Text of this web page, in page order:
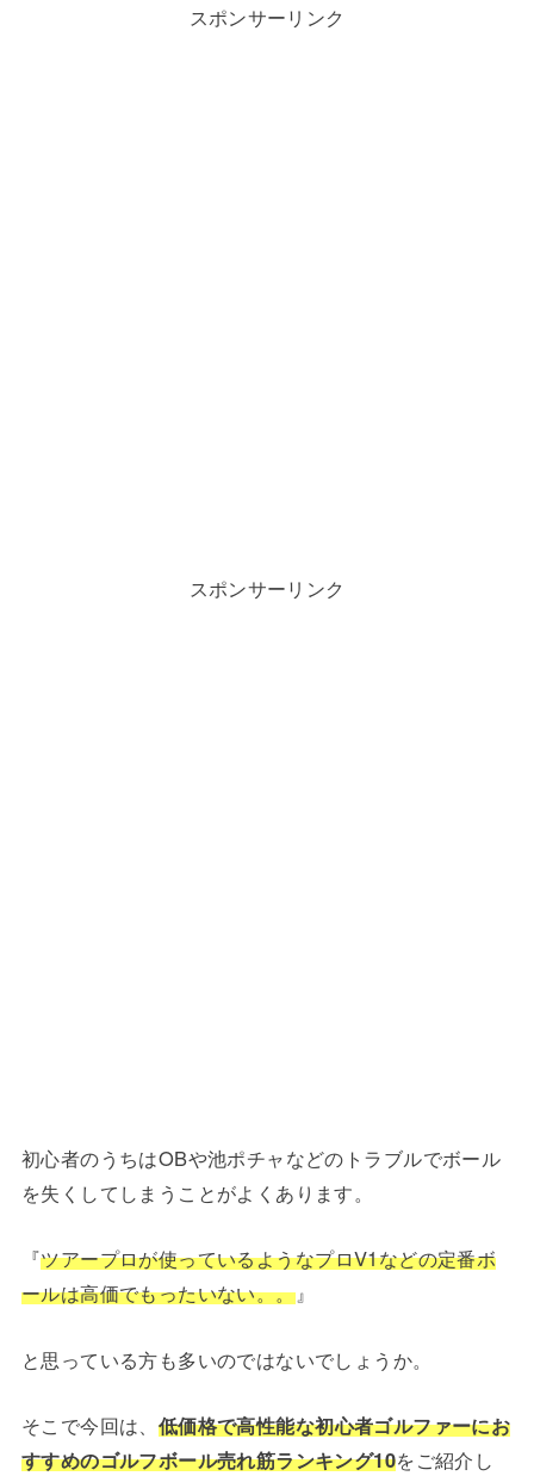
スポンサーリンク
スポンサーリンク
初心者のうちはOBや池ポチャなどのトラブルでボール
を失くしてしまうことがよくあります。
『ツアープロが使っているようなプロV1などの定番ボ
ールは高価でもったいない。。』
と思っている方も多いのではないでしょうか。
そこで今回は、 低価格で高性能な初心者ゴルファーにお
すすめのゴルフボール売れ筋ランキング10をご紹介し